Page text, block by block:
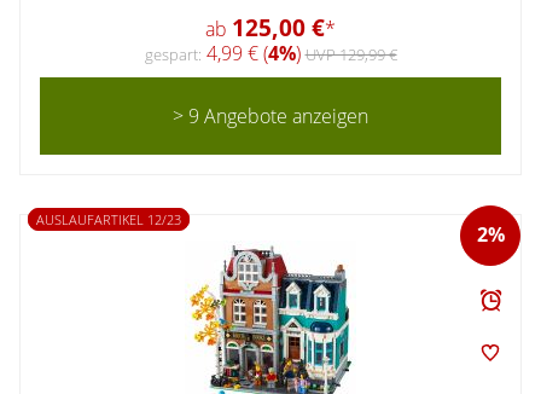
ab 125,00 €*
gespart: 4,99 € (4%)UVP 129,99 €
> 9 Angebote anzeigen
2%
AUSLAUFARTIKEL 12/23